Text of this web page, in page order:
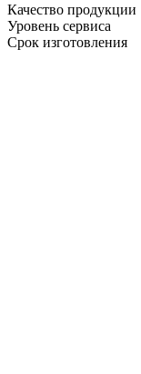
Качество продукции
Уровень сервиса
Срок изготовления